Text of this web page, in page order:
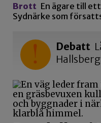
Brott En ägare till
Sydnärke som
Debatt